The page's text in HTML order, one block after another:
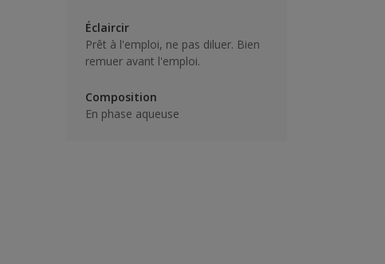
Éclaircir
Prêt à l'emploi, ne pas diluer. Bien
remuer avant l'emploi.
Composition
En phase aqueuse